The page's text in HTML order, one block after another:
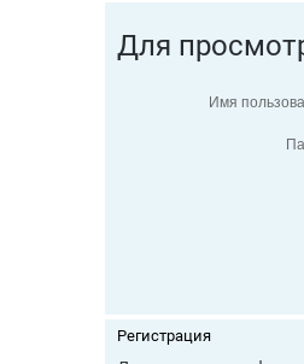
Для
Имя
Регистрация